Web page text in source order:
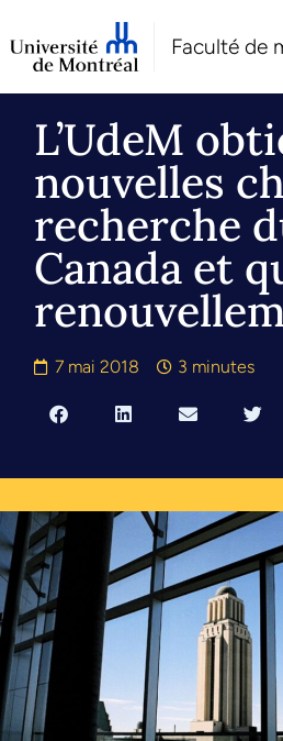
Faculté de
L’UdeM
nouvelles
recherche
Canada et
7 mai 2018 3 minutes